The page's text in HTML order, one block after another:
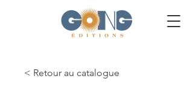
< Retour au catalogue